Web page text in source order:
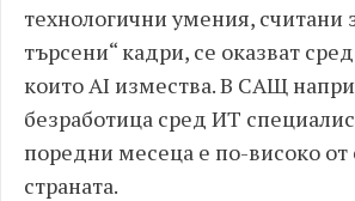
технологични умения, считани
търсени“ кадри, се оказват
които AI измества. В САЩ
безработица сред ИТ
поредни месеца е по-високо от
страната.